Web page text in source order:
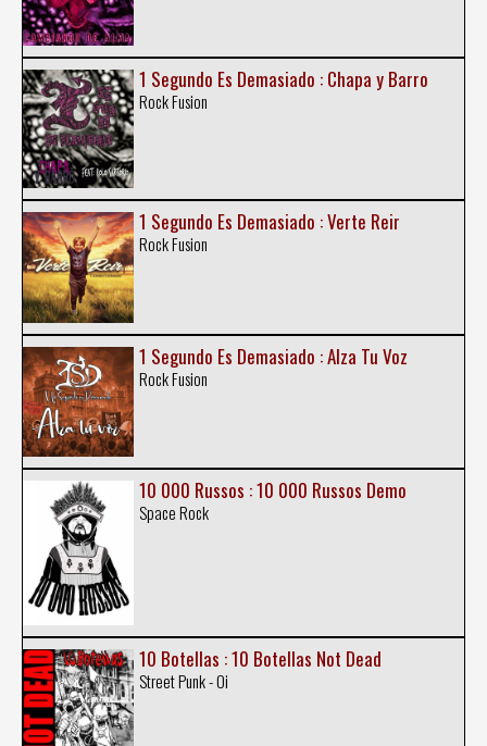
1 Segundo Es Demasiado : Chapa y Barro
Rock Fusion
1 Segundo Es Demasiado : Verte Reir
Rock Fusion
1 Segundo Es Demasiado : Alza Tu Voz
Rock Fusion
10 000 Russos : 10 000 Russos Demo
Space Rock
10 Botellas : 10 Botellas Not Dead
Street Punk - Oi